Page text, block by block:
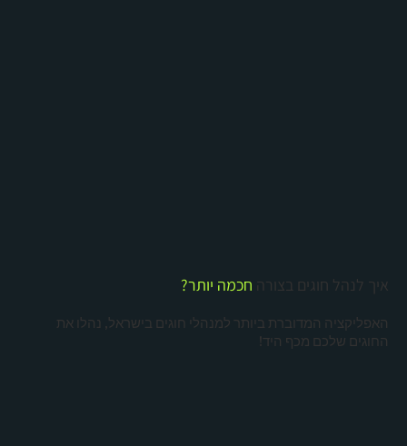
איך לנהל חוגים בצורה חכמה יותר?
האפליקציה המדוברת ביותר למנהלי חוגים בישראל, נהלו את
החוגים שלכם מכף היד!